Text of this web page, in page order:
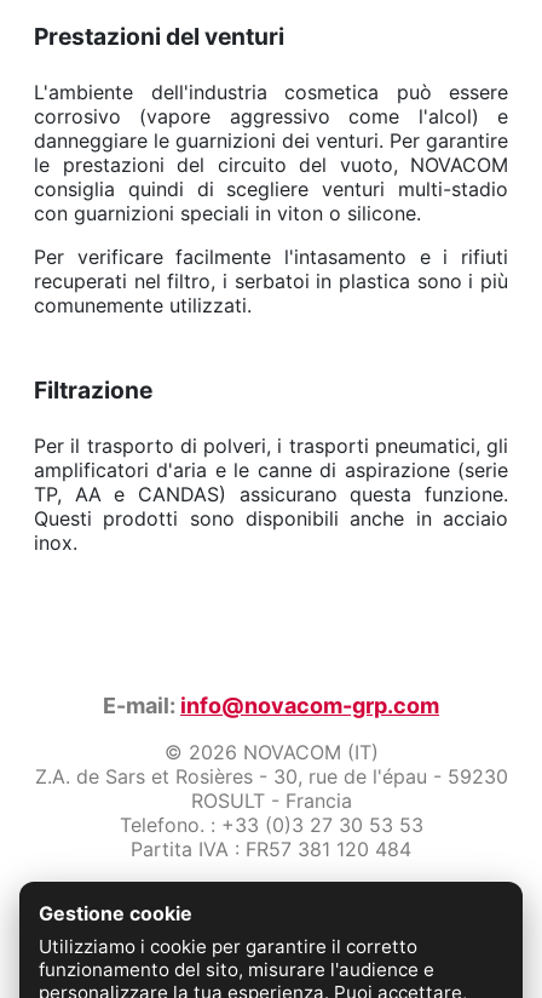
Prestazioni del venturi
L'ambiente dell'industria cosmetica può essere
corrosivo (vapore aggressivo come l'alcol) e
danneggiare le guarnizioni dei venturi. Per garantire
le prestazioni del circuito del vuoto, NOVACOM
consiglia quindi di scegliere venturi multi-stadio
con guarnizioni speciali in viton o silicone.
Per verificare facilmente l'intasamento e i rifiuti
recuperati nel filtro, i serbatoi in plastica sono i più
comunemente utilizzati.
Filtrazione
Per il trasporto di polveri, i trasporti pneumatici, gli
amplificatori d'aria e le canne di aspirazione (serie
TP, AA e CANDAS) assicurano questa funzione.
Questi prodotti sono disponibili anche in acciaio
inox.
E-mail: info@novacom-grp.com
© 2026 NOVACOM (IT)
Z.A. de Sars et Rosières - 30, rue de l'épau - 59230
ROSULT - Francia
Telefono. : +33 (0)3 27 30 53 53
Partita IVA : FR57 381 120 484
Protezione dei dati
Condizioni Generali di Vendita
Contattaci
Gestione cookie
Utilizziamo i cookie per garantire il corretto
funzionamento del sito, misurare l'audience e
personalizzare la tua esperienza. Puoi accettare,